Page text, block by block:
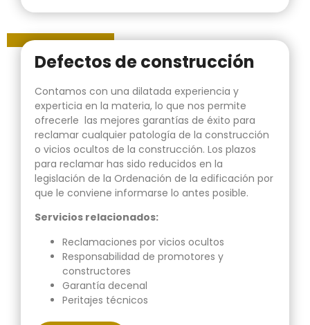
Defectos de construcción
Contamos con una dilatada experiencia y
experticia en la materia, lo que nos permite
ofrecerle las mejores garantías de éxito para
reclamar cualquier patología de la construcción
o vicios ocultos de la construcción. Los plazos
para reclamar has sido reducidos en la
legislación de la Ordenación de la edificación por
que le conviene informarse lo antes posible.
Servicios relacionados:
Reclamaciones por vicios ocultos
Responsabilidad de promotores y
constructores
Garantía decenal
Peritajes técnicos